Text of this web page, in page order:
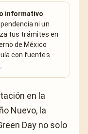
informativo
ni un
tus trámites en
de México
con fuentes
en la
Nuevo, la
Day no solo